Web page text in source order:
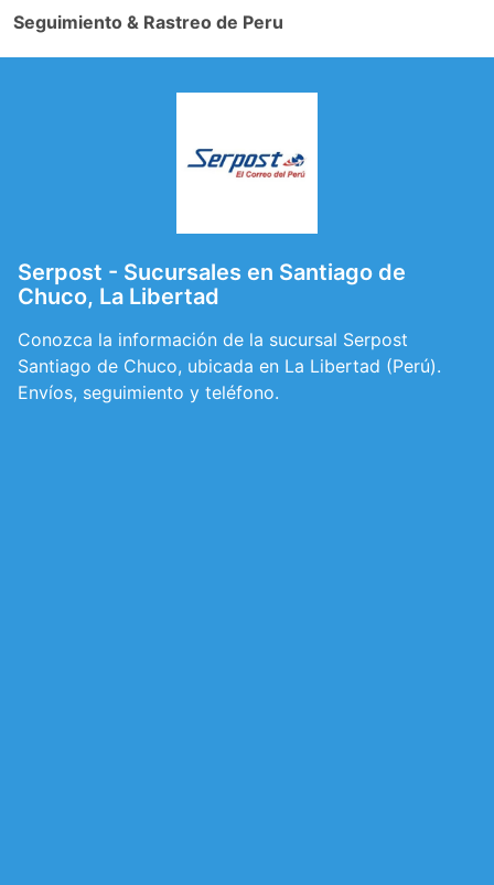
Seguimiento & Rastreo de Peru
Serpost - Sucursales en Santiago de
Chuco, La Libertad
Conozca la información de la sucursal Serpost
Santiago de Chuco, ubicada en La Libertad (Perú).
Envíos, seguimiento y teléfono.